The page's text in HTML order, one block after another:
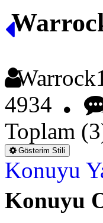
4934
Toplam
Gösterim Stili
Konuyu
Konuyu